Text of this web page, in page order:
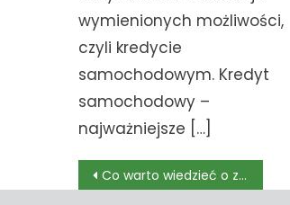
wymienionych możliwości,
czyli kredycie
samochodowym. Kredyt
samochodowy –
najważniejsze […]
Nawigacja
Co warto wiedzieć o zabudowie busa?